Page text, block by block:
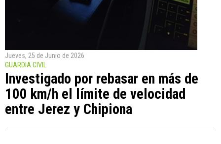
Jueves, 25 de Junio de 2026
GUARDIA CIVIL
Investigado por rebasar en más de
100 km/h el límite de velocidad
entre Jerez y Chipiona